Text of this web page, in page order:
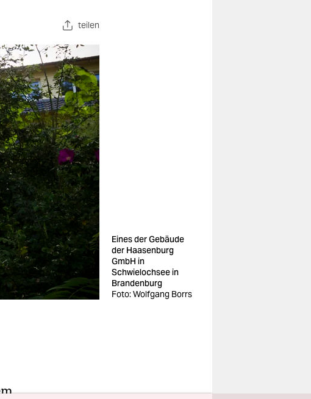
teilen
Eines der Gebäude
der Haasenburg
GmbH in
Schwielochsee in
Brandenburg
Foto: Wolfgang Borrs